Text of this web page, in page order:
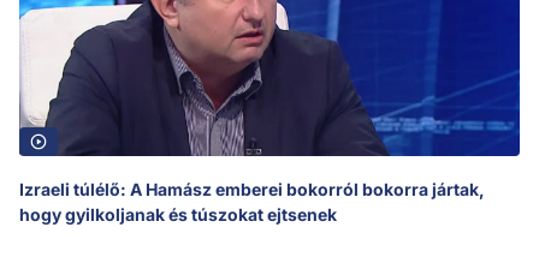
Izraeli túlélő: A Hamász emberei bokorról bokorra jártak,
hogy gyilkoljanak és túszokat ejtsenek